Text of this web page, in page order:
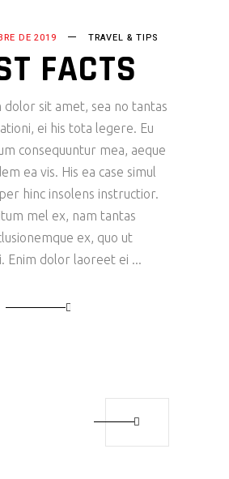
DE 2019 TRAVEL & TIPS
FACTS
dolor sit amet, sea no tantas
ei his tota legere. Eu
consequuntur mea, aeque
ea vis. His ea case simul
hinc insolens instructior.
mel ex, nam tantas
ex, quo ut
Enim dolor laoreet ei